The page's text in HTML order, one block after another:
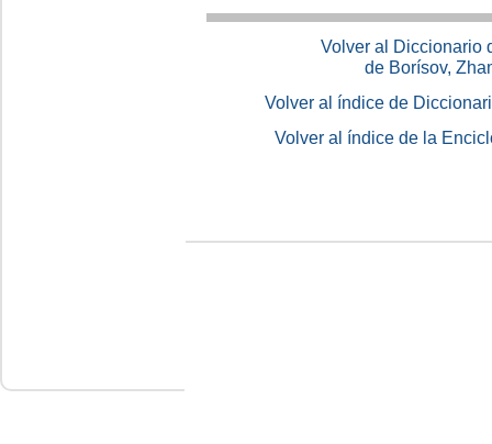
Volver al Diccionario
de Borísov,
Volver al índice de
Volver al índice de la